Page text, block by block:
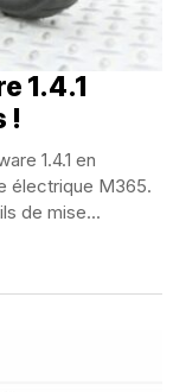
1.4.1
!
1.4.1 en
électrique M365.
de mise...